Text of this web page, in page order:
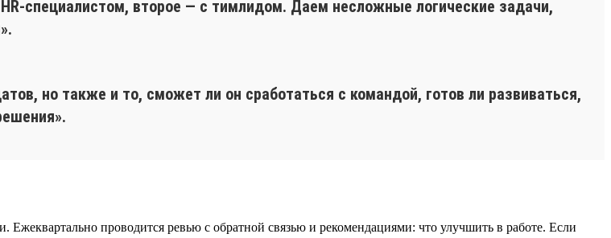
специалистом, второе — с тимлидом. Даем несложные логические задачи,
но также и то, сможет ли он сработаться с командой, готов ли развиваться,
проводится ревью с обратной связью и рекомендациями: что улучшить в работе. Если